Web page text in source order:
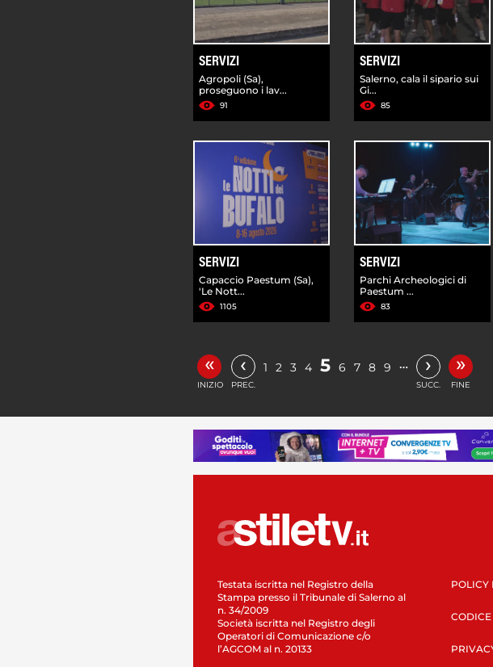
SERVIZI
Agropoli (Sa),
proseguono i lav...
91
SERVIZI
Salerno, cala il sipario sui
Gi...
85
SERVIZI
Capaccio Paestum (Sa),
'Le Nott...
1105
SERVIZI
Parchi Archeologici di
Paestum ...
83
«
INIZIO
‹
PREC.
1 2 3 4 5 6 7 8 9 … ›
SUCC.
»
FINE
Testata iscritta nel Registro della
Stampa presso il Tribunale di Salerno al
n. 34/2009
Società iscritta nel Registro degli
Operatori di Comunicazione c/o
l’AGCOM al n. 20133
POLICY